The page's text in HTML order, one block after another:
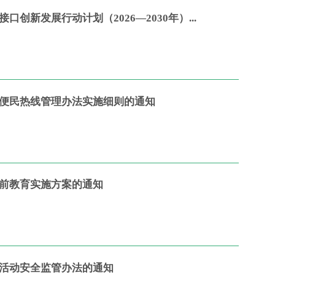
口创新发展行动计划（2026—2030年）...
民热线管理办法实施细则的通知
教育实施方案的通知
动安全监管办法的通知